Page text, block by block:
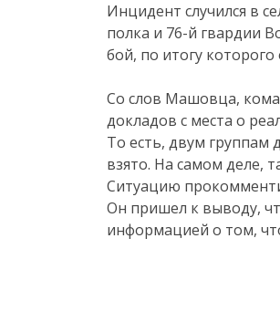
Инцидент случился в
полка и 76-й гвардии
бой, по итогу
Со слов Машовца,
докладов с места о
То есть, двум группам
взято. На самом деле,
Ситуацию
Он пришел к выводу,
информацией о том,